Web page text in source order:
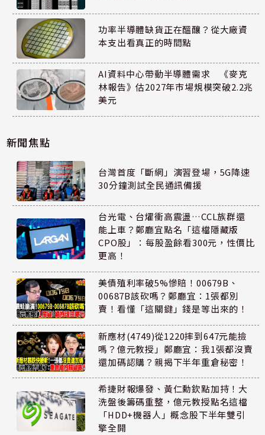
功率半導體缺貨正在醞釀？從大廠資
本支出看真正的時間點
AI資料中心帶動半導體需求 《麥克
林報告》估2027年市場規模突破2.2兆
美元
新聞焦點
台灣首度「斷網」演習登場，5G降速
30分鐘測試全民通訊備援
台光電、台燿衝高震盪…CCL族群還
能上車？鄭廳宜點名「這檔隱藏版
CPO股」：每股盈餘看300元，性價比
更高！
美債殖利率破5%慘賠！00679B、
00687B該砍嗎？鄭廳宜：1張都別
賣！看懂「這關鍵」錢是等出來的！
新應材(4749)從1220摔到647元能撿
嗎？億元教授」鄭廳宜：我1張都沒賣
還加碼認購？親揭下半年重倉秘密！
希捷財報爆發、黃仁勳欽點加持！大
洗盤後籌碼重整，億元教授點名這檔
「HDD+機器人」概念股下半年雙引
擎全開